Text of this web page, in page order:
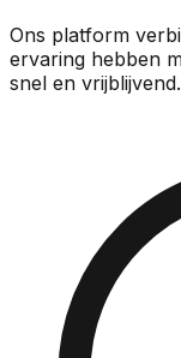
Ons platform
ervaring hebben
snel en vrijblijvend.